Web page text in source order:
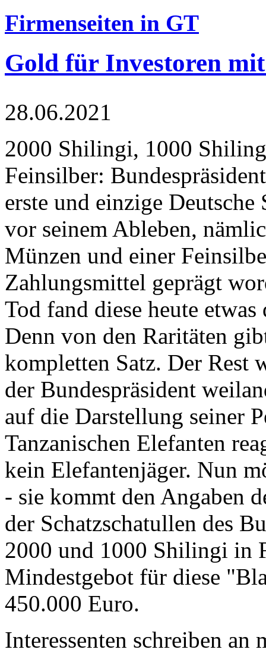
Firmenseiten in GT
Gold für Investoren
28.06.2021
2000 Shilingi, 1000
Feinsilber:
erste und einzige Deutsche
vor seinem Ableben,
Münzen und einer
Zahlungsmittel geprägt
Tod fand diese heute
Denn von den Raritäten
kompletten Satz. Der Rest
der Bundespräsident
auf die Darstellung seiner
Tanzanischen Elefanten
kein Elefantenjäger. Nun
- sie kommt den Angaben
der Schatzschatullen des
2000 und 1000 Shilingi in
Mindestgebot für diese
450.000 Euro.
Interessenten schreiben